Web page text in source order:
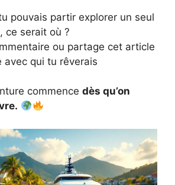
pouvais partir explorer un seul
ce serait où ?
ou partage cet article
avec qui tu rêverais
commence dès qu’on